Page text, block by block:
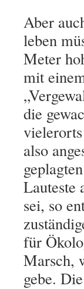
Aber
leben
Meter
mit
die
also
Lauteste
sei, so
für
Marsch,
gebe. Die